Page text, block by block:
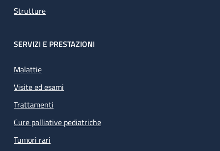
Strutture
SERVIZI E PRESTAZIONI
Malattie
Visite ed esami
Trattamenti
Cure palliative pediatriche
Tumori rari